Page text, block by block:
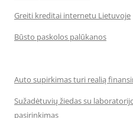
Greiti kreditai internetu Lietuvoje
Būsto paskolos palūkanos
Auto supirkimas turi realią
Sužadėtuvių žiedas su
pasirinkimas